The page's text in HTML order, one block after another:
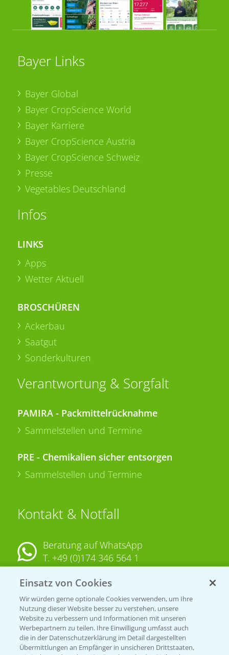
Bayer Links
Bayer Global
Bayer CropScience World
Bayer Karriere
Bayer CropScience Austria
Bayer CropScience Schweiz
Presse
Vegetables Deutschland
Infos
LINKS
Apps
Wetter Aktuell
BROSCHÜREN
Ackerbau
Saatgut
Sonderkulturen
Verantwortung & Sorgfalt
PAMIRA - Packmittelrücknahme
Sammelstellen und Termine
PRE - Chemikalien sicher entsorgen
Sammelstellen und Termine
Kontakt & Notfall
Beratung auf WhatsApp
T. +49 (0)174 346 564 1
KONTAKT
Hilfe in Notfällen
T.+49 (0)214/30-20220
Einsatz von Cookies
Wir würden gerne optionale Cookies verwenden, um Ihre
Nutzung dieser Website besser zu verstehen, unsere
Website zu verbessern und Informationen mit unseren
Werbepartnern zu teilen. Ihre Einwilligung umfasst auch
die in der Datenschutzerklärung im Detail dargestellten
Übermittlungen an Empfänger in unsicheren Drittstaaten,